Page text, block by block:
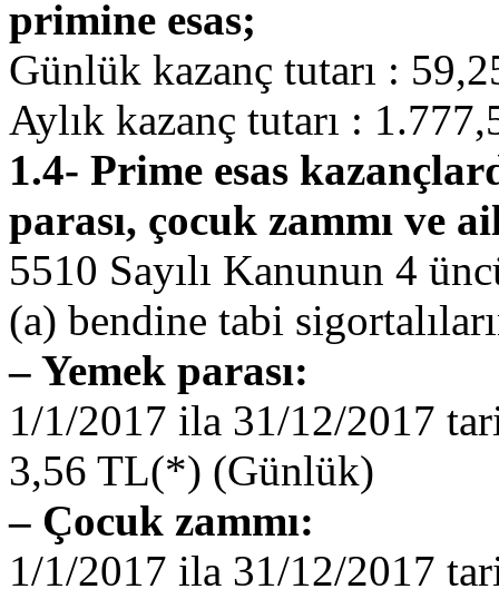
primine esas;
Günlük kazanç tutarı :
Aylık kazanç tutarı :
1.4- Prime esas
parası, çocuk zammı ve
5510 Sayılı Kanunun 4
(a) bendine tabi
– Yemek parası:
1/1/2017 ila 31/12/2017
3,56 TL(*) (Günlük)
– Çocuk zammı:
1/1/2017 ila 31/12/2017